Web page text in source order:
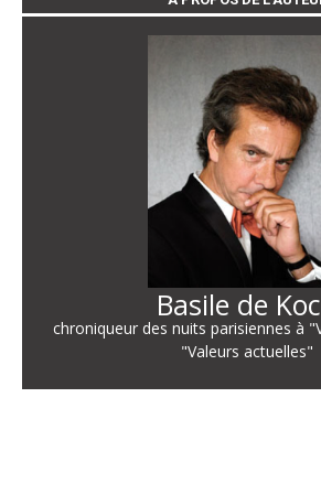
Basile de
chroniqueur des nuits parisiennes à
"Valeurs actuelles"